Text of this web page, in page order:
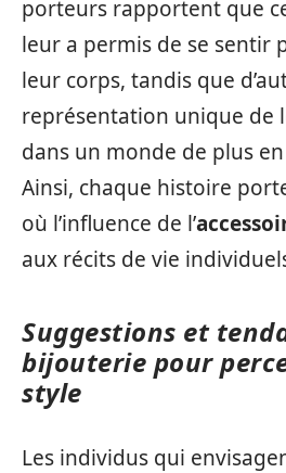
porteurs rapportent que
leur a permis de se sentir
leur corps, tandis que
représentation unique de
dans un monde de plus
Ainsi, chaque histoire
où l’influence de l’
aux récits de vie
Suggestions et
bijouterie pour
style
Les individus qui